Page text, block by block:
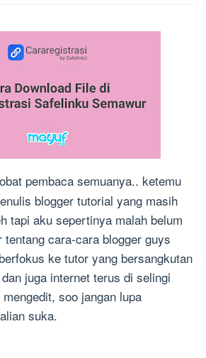
pembaca semuanya.. ketemu
blogger tutorial yang masih
tapi aku sepertinya malah belum
cara-cara blogger guys
ke tutor yang bersangkutan
juga internet terus di selingi
soo jangan lupa
suka.